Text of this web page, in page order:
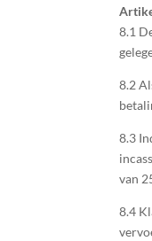
8.1
8.2
8.3
van
8.4